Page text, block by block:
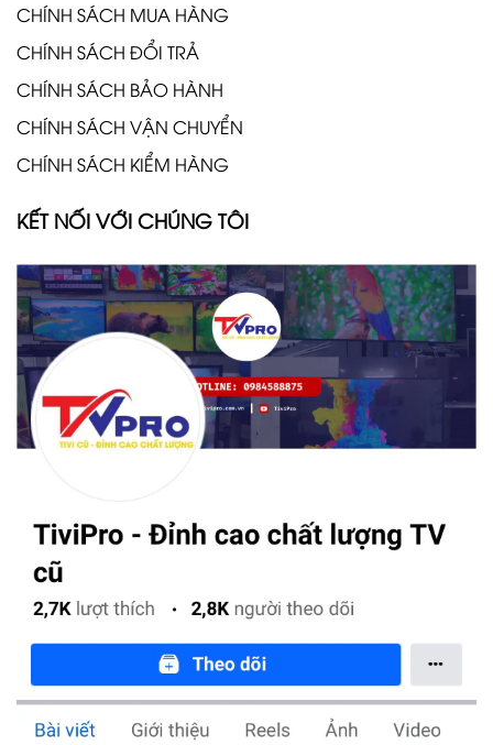
CHÍNH SÁCH MUA HÀNG
CHÍNH SÁCH ĐỔI TRẢ
CHÍNH SÁCH BẢO HÀNH
CHÍNH SÁCH VẬN CHUYỂN
CHÍNH SÁCH KIỂM HÀNG
KẾT NỐI VỚI CHÚNG TÔI